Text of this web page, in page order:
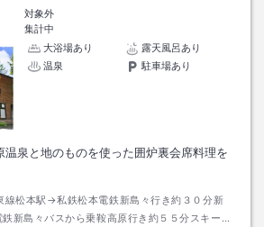
対象外
集計中
大浴場あり
露天風呂あり
温泉
駐車場あり
温泉と地のものを使った囲炉裏会席料理を
線松本駅→私鉄松本電鉄新島々行き約３０分新
新島々バスから乗鞍高原行き約５５分スキー場